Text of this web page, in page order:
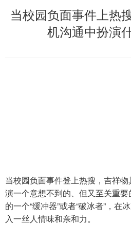
当校园负面事件上热
机沟通中扮演
当校园负面事件登上热搜，吉祥
演一个意想不到的、但又至关重
的一个“缓冲器”或者“破冰者”，在
入一丝人情味和亲和力。